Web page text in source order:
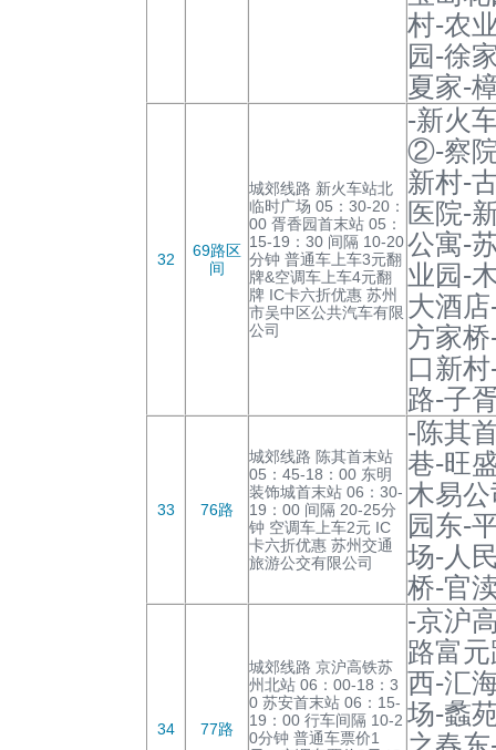
村-农
园-徐
夏家-
32
69路区
间
城郊线路 新火车站北
临时广场 05：30-20：
00 胥香园首末站 05：
15-19：30 间隔 10-20
分钟 普通车上车3元翻
牌&空调车上车4元翻
牌 IC卡六折优惠 苏州
市吴中区公共汽车有限
公司
-新火
②-察
新村-
医院-
公寓-
业园-
大酒
方家
口新
路-子
33 76路
城郊线路 陈其首末站
05：45-18：00 东明
装饰城首末站 06：30-
19：00 间隔 20-25分
钟 空调车上车2元 IC
卡六折优惠 苏州交通
旅游公交有限公司
-陈其
巷-旺
木易
园东-
场-人
桥-官
34 77路
城郊线路 京沪高铁苏
州北站 06：00-18：3
0 苏安首末站 06：15-
19：00 行车间隔 10-2
0分钟 普通车票价1
-京沪
路富
西-汇
场-蠡